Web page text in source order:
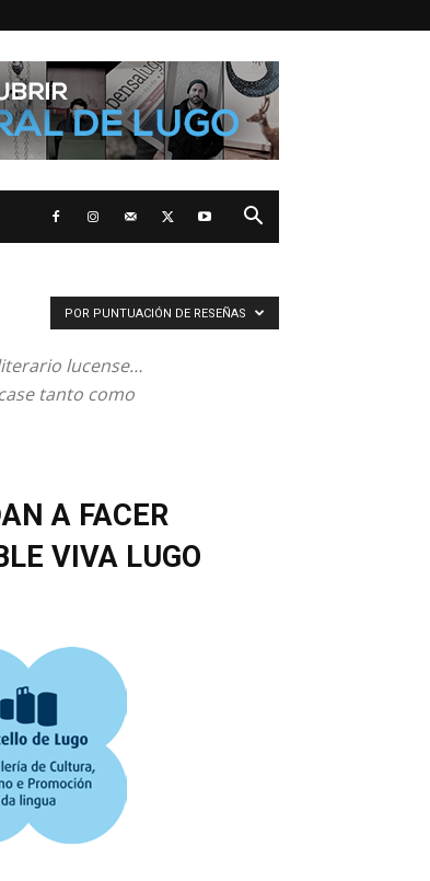
lucense…
tanto como
POR PUNTUACIÓN DE RESEÑAS
A FACER
VIVA LUGO